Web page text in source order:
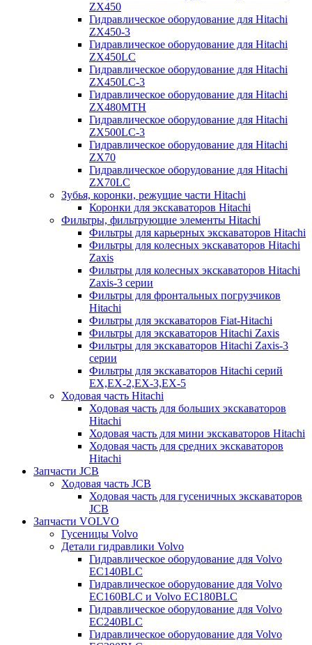
ZX450
Гидравлическое оборудование для Hitachi
ZX450-3
Гидравлическое оборудование для Hitachi
ZX450LC
Гидравлическое оборудование для Hitachi
ZX450LC-3
Гидравлическое оборудование для Hitachi
ZX480MTH
Гидравлическое оборудование для Hitachi
ZX500LC-3
Гидравлическое оборудование для Hitachi
ZX70
Гидравлическое оборудование для Hitachi
ZX70LC
Зубья, коронки, режущие части Hitachi
Коронки для экскаваторов Hitachi
Фильтры, фильтрующие элементы Hitachi
Фильтры для карьерных экскаваторов Hitachi
Фильтры для колесных экскаваторов Hitachi
Zaxis
Фильтры для колесных экскаваторов Hitachi
Zaxis-3 серии
Фильтры для фронтальных погрузчиков
Hitachi
Фильтры для экскаваторов Fiat-Hitachi
Фильтры для экскаваторов Hitachi Zaxis
Фильтры для экскаваторов Hitachi Zaxis-3
серии
Фильтры для экскаваторов Hitachi серий
EX,EX-2,EX-3,EX-5
Ходовая часть Hitachi
Ходовая часть для больших экскаваторов
Hitachi
Ходовая часть для мини экскаваторов Hitachi
Ходовая часть для средних экскаваторов
Hitachi
Запчасти JCB
Ходовая часть JCB
Ходовая часть для гусеничных экскаваторов
JCB
Запчасти VOLVO
Гусеницы Volvo
Детали гидравлики Volvo
Гидравлическое оборудование для Volvo
EC140BLC
Гидравлическое оборудование для Volvo
EC160BLC и Volvo EC180BLC
Гидравлическое оборудование для Volvo
EC240BLC
Гидравлическое оборудование для Volvo